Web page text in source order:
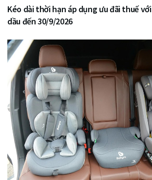
Kéo dài thời hạn áp dụng ưu đãi thuế
dầu đến 30/9/2026